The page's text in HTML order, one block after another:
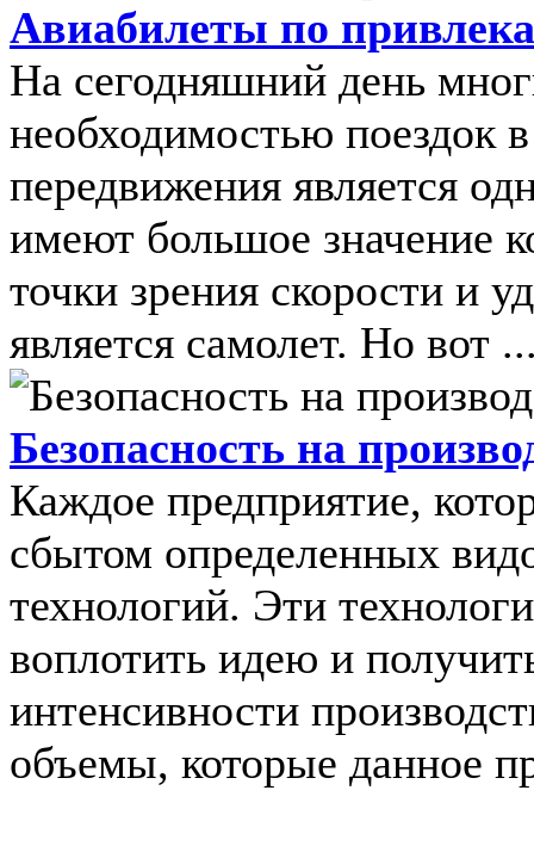
Авиабилеты по
На сегодняшний день
необходимостью поездок
передвижения является
имеют большое значение
точки зрения скорости и
является самолет. Но вот
Безопасность на
Каждое предприятие,
сбытом определенных
технологий. Эти
воплотить идею и
интенсивности
объемы, которые данное